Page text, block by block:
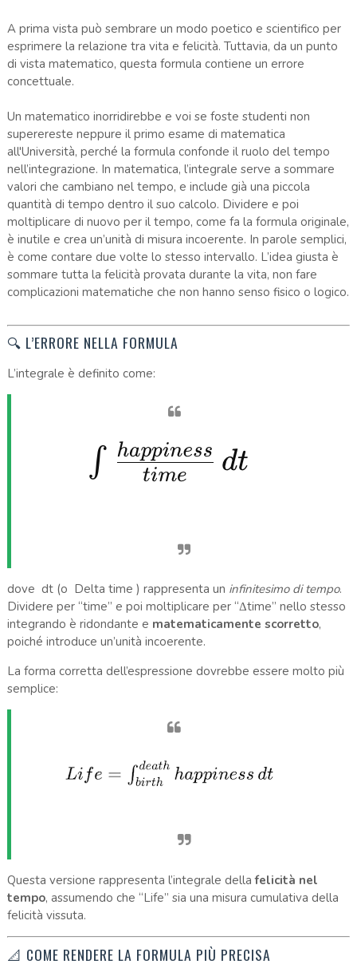
A prima vista può sembrare un modo poetico e scientifico per
esprimere la relazione tra vita e felicità. Tuttavia, da un punto
di vista matematico, questa formula contiene un errore
concettuale.
Un matematico inorridirebbe e voi se foste studenti non
superereste neppure il primo esame di matematica
all'Università, perché la formula confonde il ruolo del tempo
nell’integrazione. In matematica, l’integrale serve a sommare
valori che cambiano nel tempo, e include già una piccola
quantità di tempo dentro il suo calcolo. Dividere e poi
moltiplicare di nuovo per il tempo, come fa la formula originale,
è inutile e crea un’unità di misura incoerente. In parole semplici,
è come contare due volte lo stesso intervallo. L’idea giusta è
sommare tutta la felicità provata durante la vita, non fare
complicazioni matematiche che non hanno senso fisico o logico.
🔍 L’ERRORE NELLA FORMULA
L’integrale è definito come:
dove dt (o Delta time ) rappresenta un infinitesimo di tempo.
Dividere per “time” e poi moltiplicare per “Δtime” nello stesso
integrando è ridondante e matematicamente scorretto,
poiché introduce un’unità incoerente.
La forma corretta dell’espressione dovrebbe essere molto più
semplice:
Questa versione rappresenta l’integrale dellafelicità nel
tempo, assumendo che “Life” sia una misura cumulativa della
felicità vissuta.
📐 COME RENDERE LA FORMULA PIÙ PRECISA